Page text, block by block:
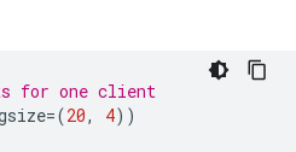
for one client
=(20, 4))